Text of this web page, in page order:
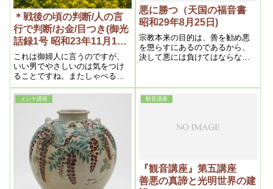
ってこうしたのですが、それを
一遍にして引っ繰り返すのです
から、驚天動地の場面でしょ
う。その小手調べとして『結核
信仰療法』をやっているので
す。その内に『文明の創造』を
やるのです。『文明の創造』を
す。
＊戦後の頃の判断/人の言
行で判断/お金/目つき(御光
話録1号 昭和23年11月18
日①）
これは御婦人に言うのですが、
いい男でやさしいのは気をつけ
ることですね。またしゃべるこ
とがうまい人も気をつけた方が
いい、話のうまい人はつい人を
騙すことが多い。話が下手なの
は言葉でゆかず実行に表わすか
らたしかです。
悪に勝つ（天国の福音書
昭和29年8月25日)
宗教本来の目的は、善を勧め悪
を懲らすにあるのであるから、
決して悪には負けてはならない
ら、それだけ社会はよくなると
いう訳で、かくして地上天国は
生まれるのである。
メシヤ講座 観音講座
『観音講座』第五講座
善悪の真諦と光明世界の建